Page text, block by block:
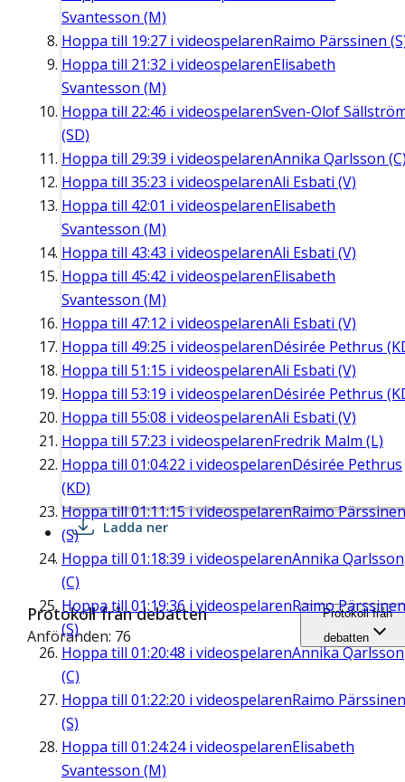
Svantesson (M)
Hoppa till 19:27 i videospelarenRaimo Pärssinen
Hoppa till 21:32 i videospelarenElisabeth
Svantesson (M)
Hoppa till 22:46 i videospelarenSven-Olof
(SD)
Hoppa till 29:39 i videospelarenAnnika Qarlsson
Hoppa till 35:23 i videospelarenAli Esbati (V)
Hoppa till 42:01 i videospelarenElisabeth
Svantesson (M)
Hoppa till 43:43 i videospelarenAli Esbati (V)
Hoppa till 45:42 i videospelarenElisabeth
Svantesson (M)
Hoppa till 47:12 i videospelarenAli Esbati (V)
Hoppa till 49:25 i videospelarenDésirée Pethrus
Hoppa till 51:15 i videospelarenAli Esbati (V)
Hoppa till 53:19 i videospelarenDésirée Pethrus
Hoppa till 55:08 i videospelarenAli Esbati (V)
Hoppa till 57:23 i videospelarenFredrik Malm (L)
Hoppa till 01:04:22 i videospelarenDésirée Pethrus
(KD)
Hoppa till01:11:15i videospelarenRaimo Pärssinen
(S)
Hoppa till 01:18:39 i videospelarenAnnika Qarlsson
(C)
Hoppa till 01:19:36 i videospelarenRaimo Pärssinen
(S)
Hoppa till 01:20:48 i videospelarenAnnika Qarlsson
(C)
Hoppa till 01:22:20 i videospelarenRaimo Pärssinen
(S)
Hoppa till 01:24:24i videospelarenElisabeth
Svantesson (M)
Ladda ner
Protokoll från debatten
Anföranden: 76
Protokoll från
debatten